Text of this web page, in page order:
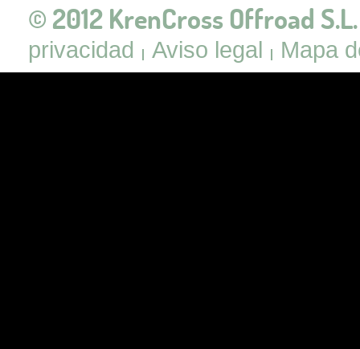
© 2012 KrenCross Offroad S.L.
privacidad Aviso legal Mapa